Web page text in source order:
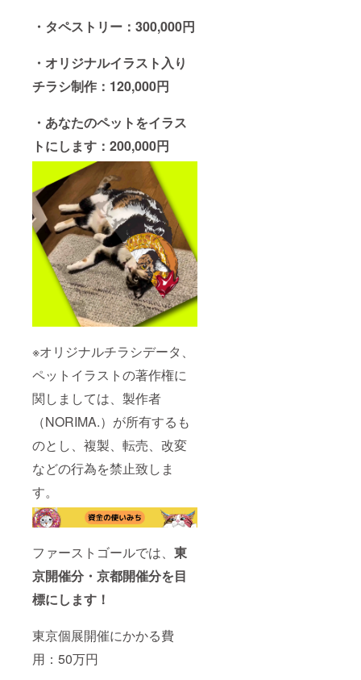
・タペストリー：300,000円
・オリジナルイラスト入り
チラシ制作：120,000円
・あなたのペットをイラス
トにします：200,000円
※オリジナルチラシデータ、
ペットイラストの著作権に
関しましては、製作者
（NORIMA.）が所有するも
のとし、複製、転売、改変
などの行為を禁止致しま
す。
ファーストゴールでは、 東
京開催分・京都開催分を目
標にします！
東京個展開催にかかる費
用：50万円